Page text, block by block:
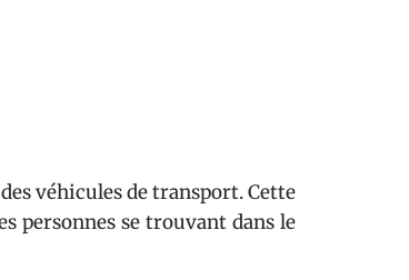
véhicules de transport. Cette
personnes se trouvant dans le